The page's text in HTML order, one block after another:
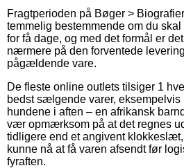
Fragtperioden på Bøger >
temmelig bestemmende om du
for få dage, og med det formål er
nærmere på den forventede
pågældende vare.
De fleste online outlets tilsiger 1
bedst sælgende varer, eksempelvis
hundene i aften – en afrikansk
vær opmærksom på at det regnes
tidligere end et angivent
kunne nå at få varen afsendt før
fyraften.